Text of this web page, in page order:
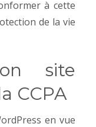
à cette
de la vie
site
CCPA
en vue